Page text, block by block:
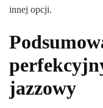
innej opcji.
jazzowy